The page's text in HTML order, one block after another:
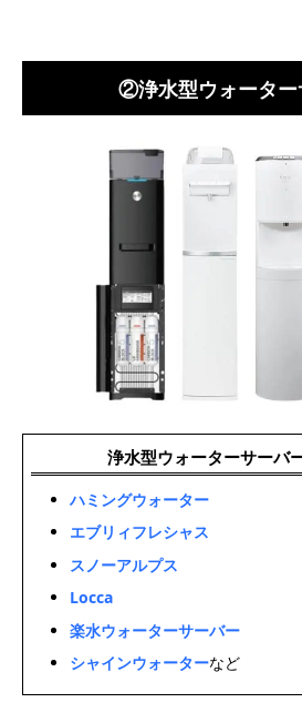
②浄水型ウォーター
浄水型ウォーターサーバ
ハミングウォーター
エブリィフレシャス
スノーアルプス
Locca
楽水ウォーターサーバー
シャインウォーターなど